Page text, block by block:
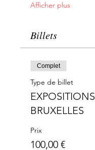
Afficher plus
Billets
Complet
Type de billet
EXPOSITIONS
BRUXELLES
Prix
100,00 €